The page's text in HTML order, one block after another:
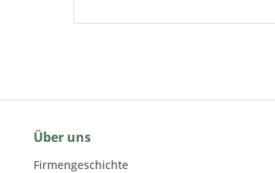
Über uns
Firmengeschichte